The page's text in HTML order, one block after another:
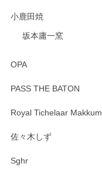
小鹿田焼
坂本庸一窯
OPA
PASS THE BATON
Royal Tichelaar Makkum
佐々木しず
Sghr